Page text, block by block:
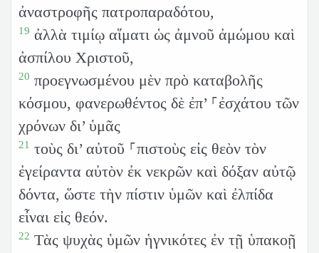
ἀναστροφῆς πατροπαραδότου,
19 ἀλλὰ τιμίῳ αἵματι ὡς ἀμνοῦ ἀμώμου καὶ
ἀσπίλου Χριστοῦ,
20 προεγνωσμένου μὲν πρὸ καταβολῆς
κόσμου, φανερωθέντος δὲ ἐπ’ ⸀ἐσχάτου τῶν
χρόνων δι’ ὑμᾶς
21 τοὺς δι’ αὐτοῦ ⸀πιστοὺς εἰς θεὸν τὸν
ἐγείραντα αὐτὸν ἐκ νεκρῶν καὶ δόξαν αὐτῷ
δόντα, ὥστε τὴν πίστιν ὑμῶν καὶ ἐλπίδα
εἶναι εἰς θεόν.
22 Τὰς ψυχὰς ὑμῶν ἡγνικότες ἐν τῇ ὑπακοῇ